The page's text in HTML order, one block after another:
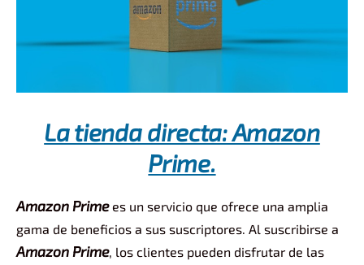
La tienda directa: Amazon
Prime.
Amazon Prime es un servicio que ofrece una amplia
gama de beneficios a sus suscriptores. Al suscribirse a
Amazon Prime, los clientes pueden disfrutar de las